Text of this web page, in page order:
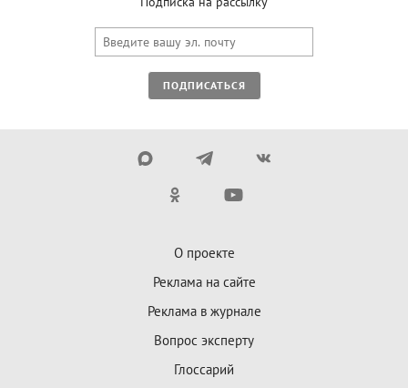
ПОДПИСАТЬСЯ
О проекте
Реклама на сайте
Реклама в журнале
Вопрос эксперту
Глоссарий